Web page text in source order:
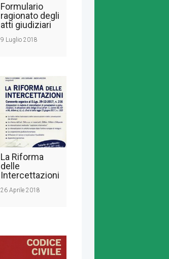
Formulario
ragionato degli
atti giudiziari
9 Luglio 2018
La Riforma
delle
Intercettazioni
26 Aprile 2018